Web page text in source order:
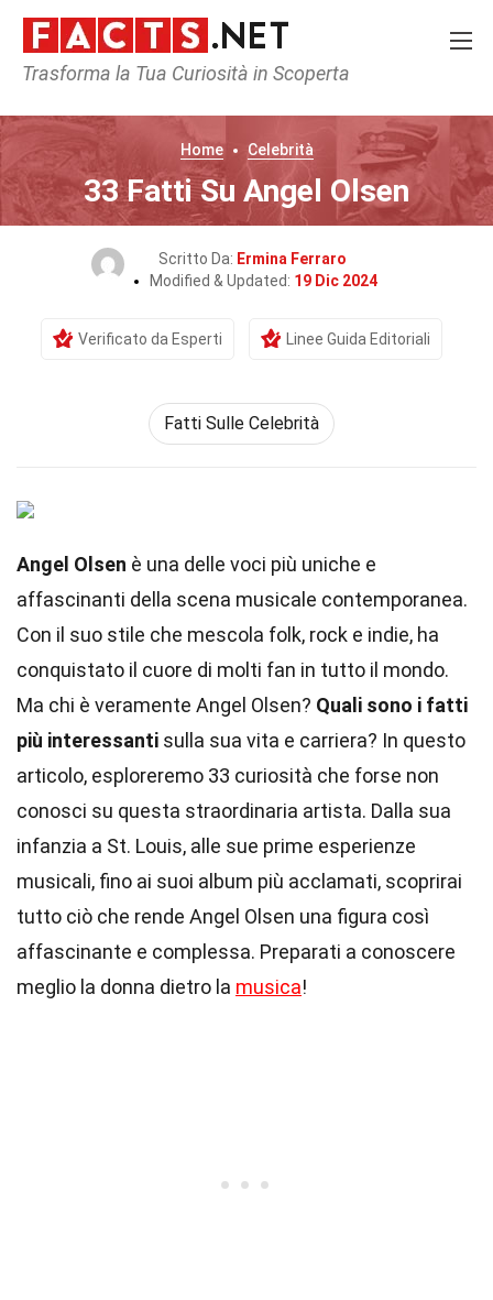
Trasforma la Tua Curiosità in Scoperta
Home Celebrità
33 Fatti Su Angel Olsen
Scritto Da: Ermina Ferraro
Modified & Updated: 19 Dic 2024
Verificato da Esperti Linee Guida Editoriali
Fatti Sulle Celebrità
Angel Olsen è una delle voci più uniche e
affascinanti della scena musicale contemporanea.
Con il suo stile che mescola folk, rock e indie, ha
conquistato il cuore di molti fan in tutto il mondo.
Ma chi è veramente Angel Olsen? Quali sono i fatti
più interessanti sulla sua vita e carriera? In questo
articolo, esploreremo 33 curiosità che forse non
conosci su questa straordinaria artista. Dalla sua
infanzia a St. Louis, alle sue prime esperienze
musicali, fino ai suoi album più acclamati, scoprirai
tutto ciò che rende Angel Olsen una figura così
affascinante e complessa. Preparati a conoscere
meglio la donna dietro la musica!